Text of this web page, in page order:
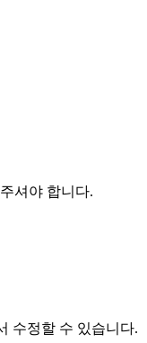
셔야 합니다.
수정할 수 있습니다.